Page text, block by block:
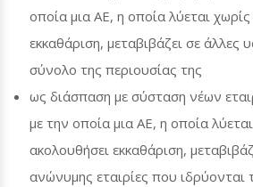
οποία μια ΑΕ, η οποία λύεται
εκκαθάριση, μεταβιβάζει σε άλλες
σύνολο της περιουσίας της
ως διάσπαση με σύσταση νέων
με την οποία μια ΑΕ, η οποία
ακολουθήσει εκκαθάριση,
ανώνυμης εταιρίες που ιδρύονται